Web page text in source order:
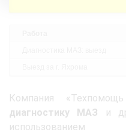
Компания
диагностику МАЗ и